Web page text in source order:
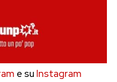
e su Instagram